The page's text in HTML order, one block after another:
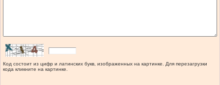
Код состоит из цифр и латинских букв, изображенных на картинке. Для перезагрузки
кода кликните на картинке.